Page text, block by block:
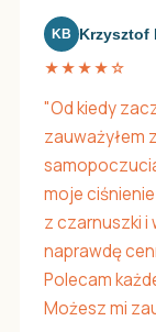
KB Krzysztof
★★★★☆
"Od kiedy
zauważyłem
moje
z czarnuszki i
naprawdę
Polecam
Możesz mi